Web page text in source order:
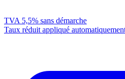
TVA 5,5% sans démarche
Taux réduit appliqué